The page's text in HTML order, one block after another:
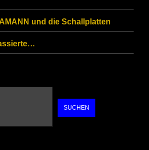
und die Schallplatten
SUCHEN